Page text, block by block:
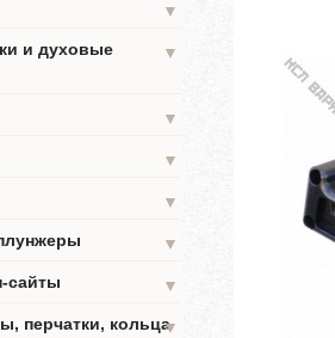
▼
и духовые
▼
▼
▼
▼
▼
сайты
▼
перчатки, кольца▼